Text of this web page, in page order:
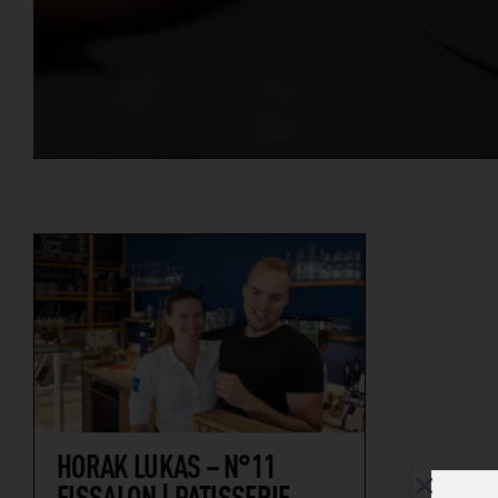
HORAK LUKAS – N°11